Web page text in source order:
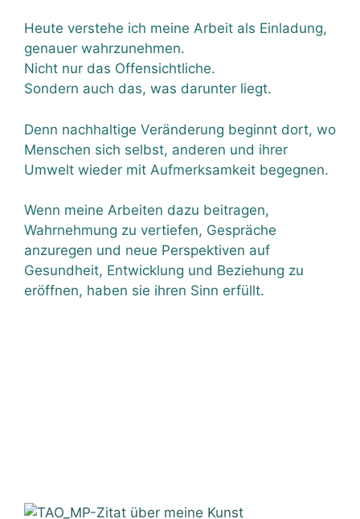
Heute verstehe ich meine Arbeit als Einladung,
genauer wahrzunehmen.
Nicht nur das Offensichtliche.
Sondern auch das, was darunter liegt.
Denn nachhaltige Veränderung beginnt dort, wo
Menschen sich selbst, anderen und ihrer
Umwelt wieder mit Aufmerksamkeit begegnen.
Wenn meine Arbeiten dazu beitragen,
Wahrnehmung zu vertiefen, Gespräche
anzuregen und neue Perspektiven auf
Gesundheit, Entwicklung und Beziehung zu
eröffnen, haben sie ihren Sinn erfüllt.